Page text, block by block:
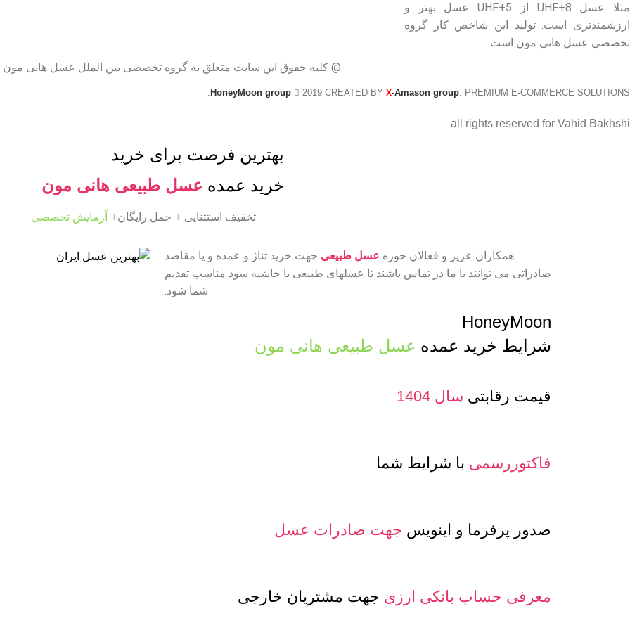
مثلا عسل UHF+8 از UHF+5 عسل بهتر و
ارزشمندتری است. تولید این شاخص کار گروه
تخصصی عسل هانی مون است.
@ کلیه حقوق این سایت متعلق به گروه تخصصی بین الملل عسل هانی
HoneyMoon group 2019 CREATED BY X-Amason group . PREMIUM E-COMMERCE SOLUTIONS.
all rights reserved for Vahid Bakhshi
بهترین فرصت برای خرید
خرید عمده عسل طبیعی هانی مون
تخفیف استثنایی + حمل رایگان+ آزمایش تخصصی
همکاران عزیز و فعالان حوزه عسل طبیعی جهت خرید تناژ و عمده و یا مقاصد
صادراتی می توانند با ما در تماس باشند تا عسلهای طبیعی با حاشیه سود مناسب تقدیم
شما شود.
HoneyMoon
شرایط خرید عمده عسل طبیعی هانی مون
قیمت رقابتی سال 1404
فاکتوررسمی با شرایط شما
صدور پرفرما و اینویس جهت صادرات عسل
معرفی حساب بانکی ارزی جهت مشتریان خارجی